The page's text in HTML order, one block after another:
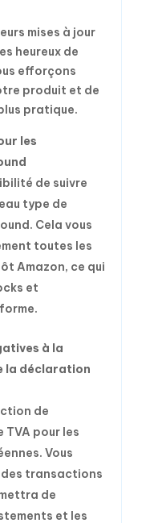
mises à jour
heureux de
efforçons
produit et de
pratique.
les
de suivre
type de
Cela vous
toutes les
Amazon, ce qui
et
à la
la déclaration
de
pour les
Vous
transactions
de
et les